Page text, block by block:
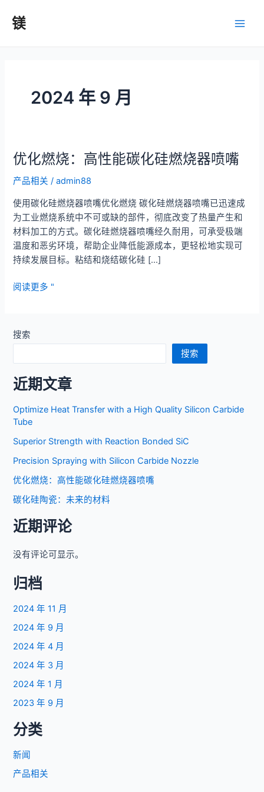
镁
2024 年 9 月
优化燃烧：高性能碳化硅燃烧器喷嘴
产品相关 /admin88
使用碳化硅燃烧器喷嘴优化燃烧 碳化硅燃烧器喷嘴已迅速成
为工业燃烧系统中不可或缺的部件，彻底改变了热量产生和
材料加工的方式。碳化硅燃烧器喷嘴经久耐用，可承受极端
温度和恶劣环境，帮助企业降低能源成本，更轻松地实现可
持续发展目标。粘结和烧结碳化硅 [...]
优
烧：
高
碳
硅
燃
烧
器
嘴
阅读更多 "
搜索
搜索
近期文章
Optimize Heat Transfer with a High Quality Silicon Carbide
Tube
Superior Strength with Reaction Bonded SiC
Precision Spraying with Silicon Carbide Nozzle
优化燃烧：高性能碳化硅燃烧器喷嘴
碳化硅陶瓷：未来的材料
近期评论
没有评论可显示。
归档
2024 年 11 月
2024 年 9 月
2024 年 4 月
2024 年 3 月
2024 年 1 月
2023 年 9 月
分类
新闻
产品相关